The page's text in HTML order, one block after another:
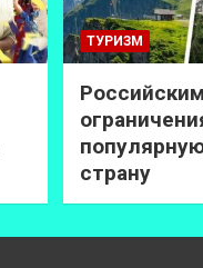
ТУРИЗМ
страну